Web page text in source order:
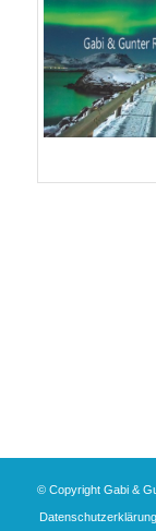
© Copyright Gabi &
Datenschutzerklärung